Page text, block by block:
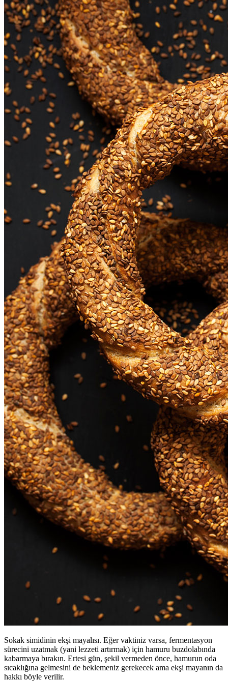
Sokak simidinin ekşi mayalısı. Eğer vaktiniz varsa, fermentasyon
sürecini uzatmak (yani lezzeti artırmak) için hamuru buzdolabında
kabarmaya bırakın. Ertesi gün, şekil vermeden önce, hamurun oda
sıcaklığına gelmesini de beklemeniz gerekecek ama ekşi mayanın da
hakkı böyle verilir.